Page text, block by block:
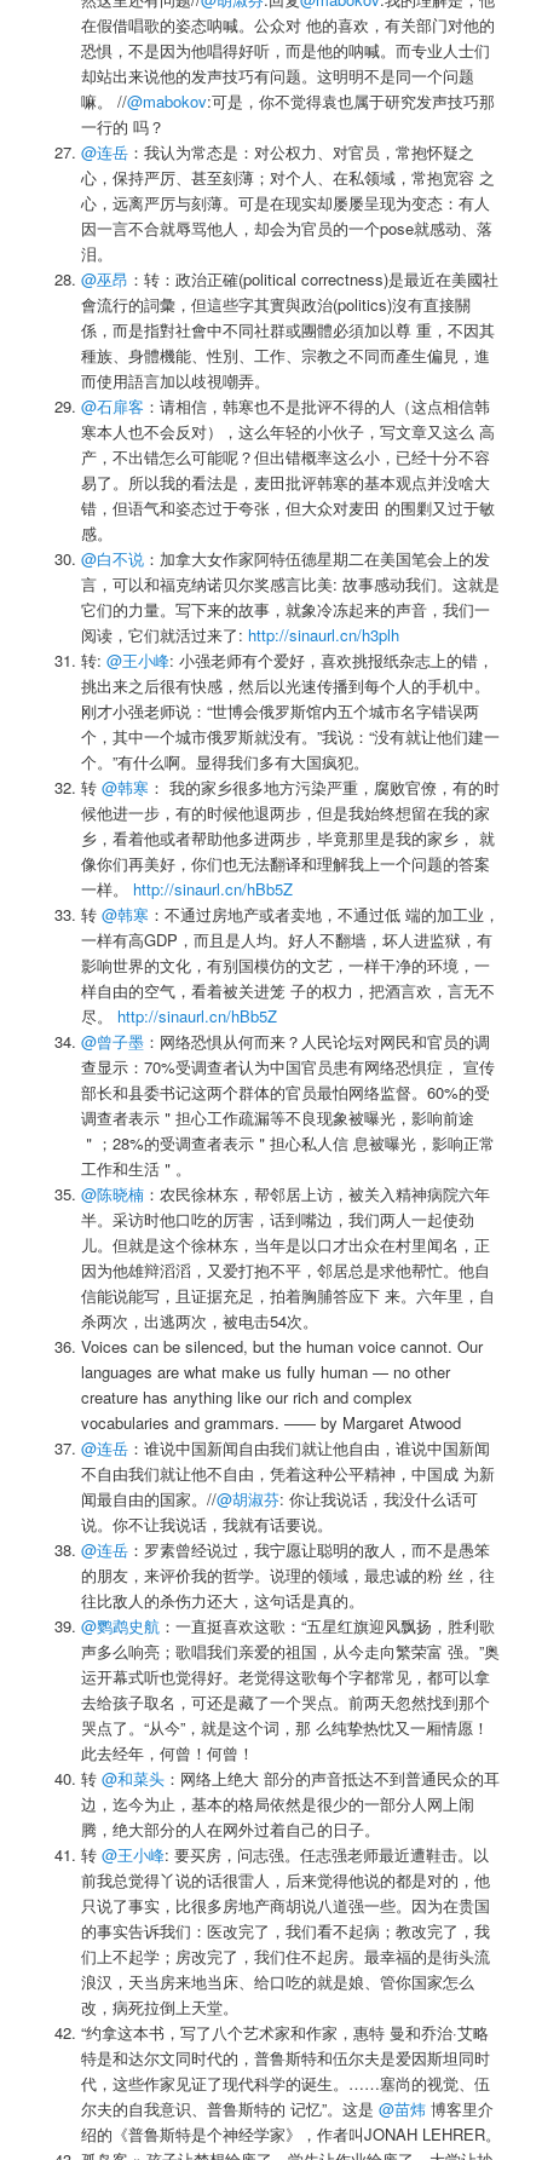
在假借唱歌的姿态呐喊。公众对 他的喜欢，有关部门对他的
恐惧，不是因为他唱得好听，而是他的呐喊。而专业人士们
却站出来说他的发声技巧有问题。这明明不是同一个问题
嘛。 //@mabokov:可是，你不觉得袁也属于研究发声技巧那
一行的 吗？
@连岳：我认为常态是：对公权力、对官员，常抱怀疑之
心，保持严厉、甚至刻薄；对个人、在私领域，常抱宽容 之
心，远离严厉与刻薄。可是在现实却屡屡呈现为变态：有人
因一言不合就辱骂他人，却会为官员的一个pose就感动、落
泪。
@巫昂 ：转：政治正確(political correctness)是最近在美國社
會流行的詞彙，但這些字其實與政治(politics)沒有直接關
係，而是指對社會中不同社群或團體必須加以尊 重，不因其
種族、身體機能、性別、工作、宗教之不同而產生偏見，進
而使用語言加以歧視嘲弄。
@石扉客 ：请相信，韩寒也不是批评不得的人（这点相信韩
寒本人也不会反对），这么年轻的小伙子，写文章又这么 高
产，不出错怎么可能呢？但出错概率这么小，已经十分不容
易了。所以我的看法是，麦田批评韩寒的基本观点并没啥大
错，但语气和姿态过于夸张，但大众对麦田 的围剿又过于敏
感。
@白不说：加拿大女作家阿特伍德星期二在美国笔会上的发
言，可以和福克纳诺贝尔奖感言比美: 故事感动我们。这就是
它们的力量。写下来的故事，就象冷冻起来的声音，我们一
阅读，它们就活过来了: http://sinaurl.cn/h3plh
转: @王小峰: 小强老师有个爱好，喜欢挑报纸杂志上的错，
挑出来之后很有快感，然后以光速传播到每个人的手机中。
刚才小强老师说：“世博会俄罗斯馆内五个城市名字错误两
个，其中一个城市俄罗斯就没有。”我说：“没有就让他们建一
个。”有什么啊。显得我们多有大国疯犯。
转 @韩寒 ： 我的家乡很多地方污染严重，腐败官僚，有的时
候他进一步，有的时候他退两步，但是我始终想留在我的家
乡，看着他或者帮助他多进两步，毕竟那里是我的家乡， 就
像你们再美好，你们也无法翻译和理解我上一个问题的答案
一样。 http://sinaurl.cn/hBb5Z
转 @韩寒 ：不通过房地产或者卖地，不通过低 端的加工业，
一样有高GDP，而且是人均。好人不翻墙，坏人进监狱，有
影响世界的文化，有别国模仿的文艺，一样干净的环境，一
样自由的空气，看着被关进笼 子的权力，把酒言欢，言无不
尽。 http://sinaurl.cn/hBb5Z
@曾子墨：网络恐惧从何而来？人民论坛对网民和官员的调
查显示：70%受调查者认为中国官员患有网络恐惧症， 宣传
部长和县委书记这两个群体的官员最怕网络监督。60%的受
调查者表示＂担心工作疏漏等不良现象被曝光，影响前途
＂；28%的受调查者表示＂担心私人信 息被曝光，影响正常
工作和生活＂。
@陈晓楠：农民徐林东，帮邻居上访，被关入精神病院六年
半。采访时他口吃的厉害，话到嘴边，我们两人一起使劲
儿。但就是这个徐林东，当年是以口才出众在村里闻名，正
因为他雄辩滔滔，又爱打抱不平，邻居总是求他帮忙。他自
信能说能写，且证据充足，拍着胸脯答应下 来。六年里，自
杀两次，出逃两次，被电击54次。
Voices can be silenced, but the human voice cannot. Our
languages are what make us fully human — no other
creature has anything like our rich and complex
vocabularies and grammars. —— by Margaret Atwood
@连岳：谁说中国新闻自由我们就让他自由，谁说中国新闻
不自由我们就让他不自由，凭着这种公平精神，中国成 为新
闻最自由的国家。//@胡淑芬: 你让我说话，我没什么话可
说。你不让我说话，我就有话要说。
@连岳：罗素曾经说过，我宁愿让聪明的敌人，而不是愚笨
的朋友，来评价我的哲学。说理的领域，最忠诚的粉 丝，往
往比敌人的杀伤力还大，这句话是真的。
@鹦鹉史航 ：一直挺喜欢这歌：“五星红旗迎风飘扬，胜利歌
声多么响亮；歌唱我们亲爱的祖国，从今走向繁荣富 强。”奥
运开幕式听也觉得好。老觉得这歌每个字都常见，都可以拿
去给孩子取名，可还是藏了一个哭点。前两天忽然找到那个
哭点了。“从今”，就是这个词，那 么纯挚热忱又一厢情愿！
此去经年，何曾！何曾！
转 @和菜头：网络上绝大 部分的声音抵达不到普通民众的耳
边，迄今为止，基本的格局依然是很少的一部分人网上闹
腾，绝大部分的人在网外过着自己的日子。
转 @王小峰: 要买房，问志强。任志强老师最近遭鞋击。以
前我总觉得丫说的话很雷人，后来觉得他说的都是对的，他
只说了事实，比很多房地产商胡说八道强一些。因为在贵国
的事实告诉我们：医改完了，我们看不起病；教改完了，我
们上不起学；房改完了，我们住不起房。最幸福的是街头流
浪汉，天当房来地当床、给口吃的就是娘、管你国家怎么
改，病死拉倒上天堂。
“约拿这本书，写了八个艺术家和作家，惠特 曼和乔治·艾略
特是和达尔文同时代的，普鲁斯特和伍尔夫是爱因斯坦同时
代，这些作家见证了现代科学的诞生。……塞尚的视觉、伍
尔夫的自我意识、普鲁斯特的 记忆”。这是 @苗炜博客里介
绍的《普鲁斯特是个神经学家》，作者叫JONAH LEHRER。